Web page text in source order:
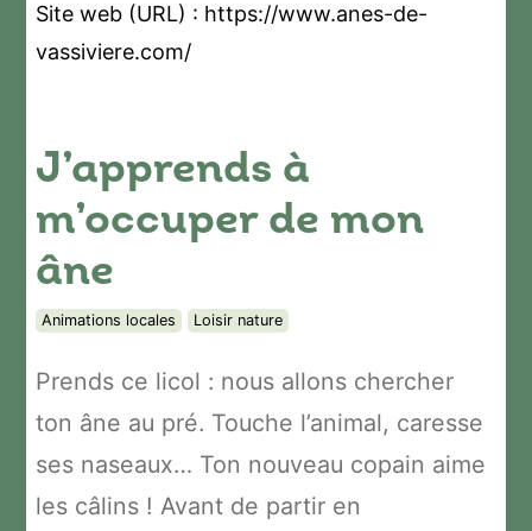
Site web (URL) : https://www.anes-de-
vassiviere.com/
J’apprends à
m’occuper de mon
âne
Animations locales Loisir nature
Prends ce licol : nous allons chercher
ton âne au pré. Touche l’animal, caresse
ses naseaux… Ton nouveau copain aime
les câlins ! Avant de partir en